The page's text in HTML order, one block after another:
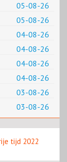
05-08-26
05-08-26
04-08-26
04-08-26
04-08-26
04-08-26
03-08-26
03-08-26
tijd 2022